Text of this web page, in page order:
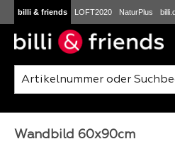
Zum Hauptinhalt springen
billi & friends LOFT2020 NaturPlus
Wandbild 60x90cm